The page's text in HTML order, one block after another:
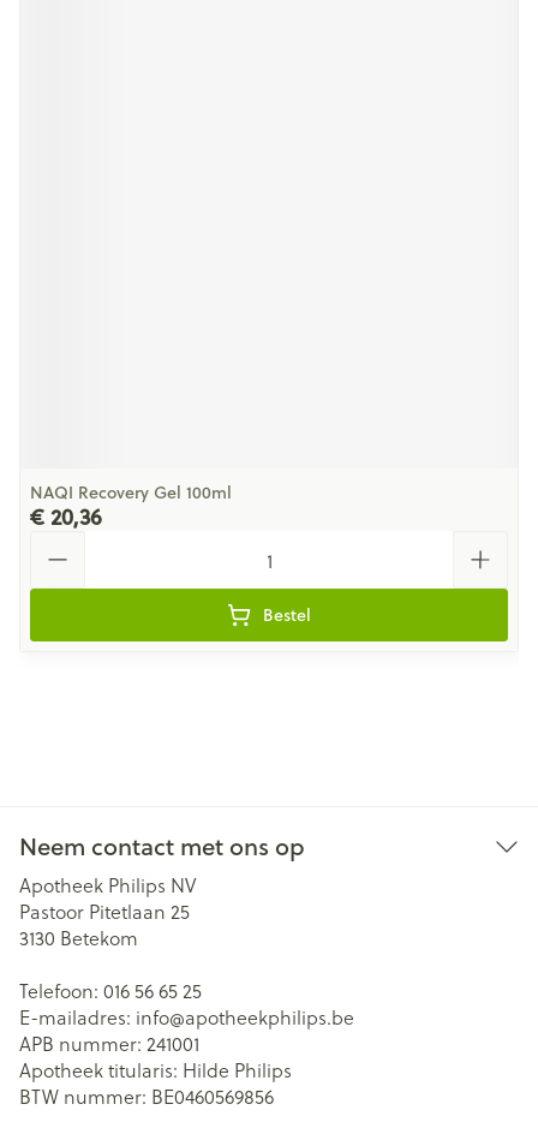
NAQI Recovery Gel 100ml
€ 20,36
Bestel
Neem contact met ons op
Apotheek Philips NV
Pastoor Pitetlaan 25
3130 Betekom
Telefoon: 016 56 65 25
E-mailadres: info@apotheekphilips.be
APB nummer: 241001
Apotheek titularis: Hilde Philips
BTW nummer: BE0460569856